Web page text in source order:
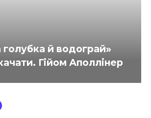
голубка й водограй»
Гійом Аполлінер